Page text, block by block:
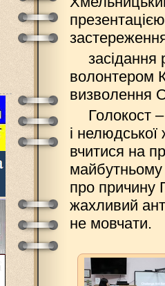
волонтером
визволення
Голокост
і
вчитися на
майбутньому
про причину
жахливий
не мовчати.